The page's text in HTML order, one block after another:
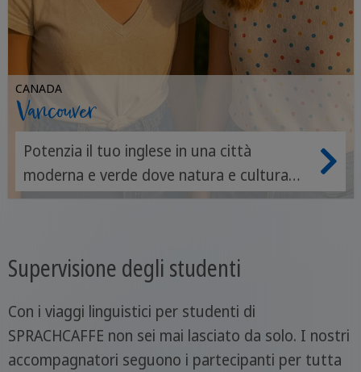
CANADA
Vancouver
Potenzia il tuo inglese in una città
moderna e verde dove natura e cultura
globale parlano la stessa lingua.
Supervisione degli studenti
Con i viaggi linguistici per studenti di
SPRACHCAFFE non sei mai lasciato da solo. I nostri
accompagnatori seguono i partecipanti per tutta